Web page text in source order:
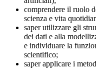
comprendere il ruolo
scienza e vita
saper utilizzare gli
dei dati e alla
e individuare la
scientifico;
saper applicare i